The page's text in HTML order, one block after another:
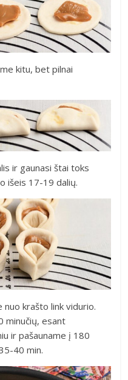
kitu, bet pilnai
ir gaunasi štai toks
išeis 17-19 dalių.
krašto link vidurio.
minučių, esant
ir pašauname į 180
40 min.